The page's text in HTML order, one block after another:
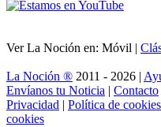
Ver La Noción en: Móvil |
La Noción ® 2011 - 2026 |
Envíanos tu Noticia | Contacto
Privacidad | Política de cookies
cookies